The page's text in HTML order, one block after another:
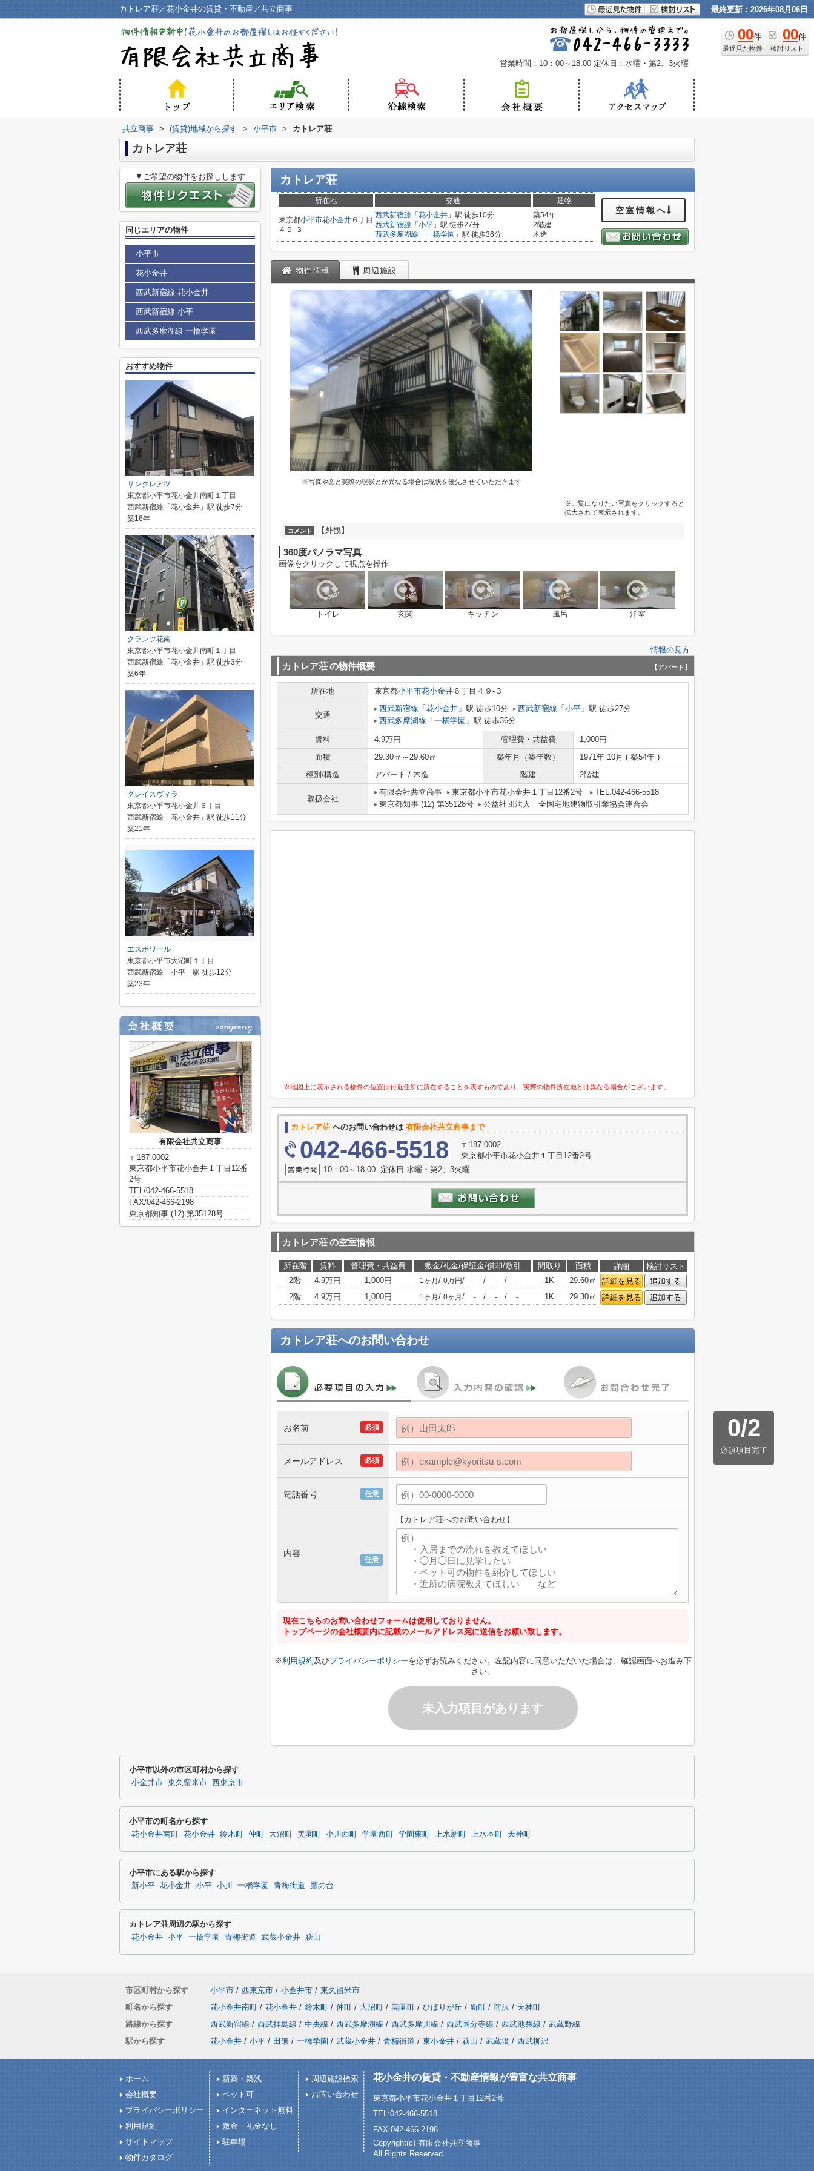
カトレア荘／花小金井の賃貸・不動産／共立商事 最終更新：2026年08月06日
00件
最近見た物件
00件
検討リスト
営業時間：10：00～18:00 定休日：水曜・第2、3火曜
共立商事 > (賃貸)地域から探す > 小平市 > カトレア荘
カトレア荘
カトレア荘
所在地 交通 建物
東京都小平市花小金井 ６丁目
４９-３
西武新宿線 「 花小金井 」駅 徒歩10分
西武新宿線 「 小平 」駅 徒歩27分
西武多摩湖線 「 一橋学園 」駅 徒歩36分
築54年
2階建
木造
空室情報へ
物件情報 周辺施設
※写真や図と実際の現状とが異なる場合は現状を優先させていただきます
※ご覧になりたい写真をクリックすると
拡大されて表示されます。
コメント 【外観】
360度パノラマ写真
画像をクリックして視点を操作
トイレ 玄関 キッチン 風呂 洋室
情報の見方
カトレア荘の物件概要 【アパート】
所在地 東京都小平市花小金井 ６丁目４９-３
交通
西武新宿線 「 花小金井 」駅 徒歩10分 西武新宿線 「 小平 」駅 徒歩27分
西武多摩湖線 「 一橋学園 」駅 徒歩36分
賃料 4.9万円 管理費・共益費
1,000円
面積
29.30㎡～29.60㎡ 築年月（築年数）
1971年 10月 ( 築54年 )
種別/構造
アパート / 木造 階建 2階建
取扱会社
有限会社共立商事 東京都小平市花小金井１丁目12番2号
TEL:042-466-5518
東京都知事 (12) 第35128号
公益社団法人 全国宅地建物取引業協会連合会
※地図上に表示される物件の位置は付近住所に所在することを表すものであり、実際の物件所在地とは異なる場合がございます。
カトレア荘 へのお問い合わせは 有限会社共立商事まで
042-466-5518
〒187-0002
東京都小平市花小金井１丁目12番2号
10：00～18:00 定休日:水曜・第2、3火曜
カトレア荘の空室情報
所在階 賃料 管理費・共益費 敷金/礼金/保証金/償却/敷引 間取り 面積 詳細
検討リスト
2階
4.9万円 1,000円 1ヶ月 / 0万円/ - / - / - 1K 29.60㎡ 詳細を見る
追加する
2階
4.9万円 1,000円 1ヶ月 / 0ヶ月 / - / - / - 1K 29.30㎡ 詳細を見る 追加する
カトレア荘へのお問い合わせ
0/2
必須項目完了
必須
お名前
必須
メールアドレス
任意
電話番号
任意
内容
【カトレア荘へのお問い合わせ】
現在こちらのお問い合わせフォームは使用しておりません。
トップページの会社概要内に記載のメールアドレス宛に送信をお願い致します。
※利用規約及びプライバシーポリシーを必ずお読みください。左記内容に同意いただいた場合は、確認画面へお進み下
さい。
未入力項目があります
▼ご希望の物件をお探しします
同じエリアの物件
小平市
花小金井
西武新宿線 花小金井
西武新宿線 小平
西武多摩湖線 一橋学園
おすすめ物件
サンクレアⅣ
東京都小平市花小金井南町１丁目
西武新宿線「花小金井」駅 徒歩7分
築16年
グランツ花南
東京都小平市花小金井南町１丁目
西武新宿線「花小金井」駅 徒歩3分
築6年
グレイスヴィラ
東京都小平市花小金井６丁目
西武新宿線「花小金井」駅 徒歩11分
築21年
エスポワール
東京都小平市大沼町１丁目
西武新宿線「小平」駅 徒歩12分
築23年
有限会社共立商事
〒187-0002
東京都小平市花小金井１丁目12番
2号
TEL/042-466-5518
FAX/042-466-2198
東京都知事 (12) 第35128号
小平市以外の市区町村から探す
小金井市 東久留米市 西東京市
小平市の町名から探す
花小金井南町 花小金井 鈴木町 仲町 大沼町 美園町 小川西町 学園西町 学園東町 上水新町 上水本町 天神町
小平市にある駅から探す
新小平 花小金井 小平 小川 一橋学園 青梅街道 鷹の台
カトレア荘周辺の駅から探す
花小金井 小平 一橋学園 青梅街道 武蔵小金井 萩山
市区町村から探す 小平市 / 西東京市 / 小金井市 / 東久留米市
町名から探す
花小金井南町 / 花小金井 / 鈴木町 / 仲町 / 大沼町 / 美園町 / ひばりが丘 / 新町 / 前沢 / 天神町
路線から探す
西武新宿線 / 西武拝島線 / 中央線 / 西武多摩湖線 / 西武多摩川線 / 西武国分寺線 / 西武池袋線 / 武蔵野線
駅から探す
花小金井 / 小平 / 田無 / 一橋学園 / 武蔵小金井 / 青梅街道 / 東小金井 / 萩山 / 武蔵境 / 西武柳沢
ホーム
会社概要
プライバシーポリシー
利用規約
サイトマップ
物件カタログ
新築・築浅
ペット可
インターネット無料
敷金・礼金なし
駐車場
周辺施設検索
お問い合わせ
花小金井の賃貸・不動産情報が豊富な共立商事
東京都小平市花小金井１丁目12番2号
TEL:042-466-5518
FAX:042-466-2198
Copyright(c) 有限会社共立商事
All Rights Reserved.